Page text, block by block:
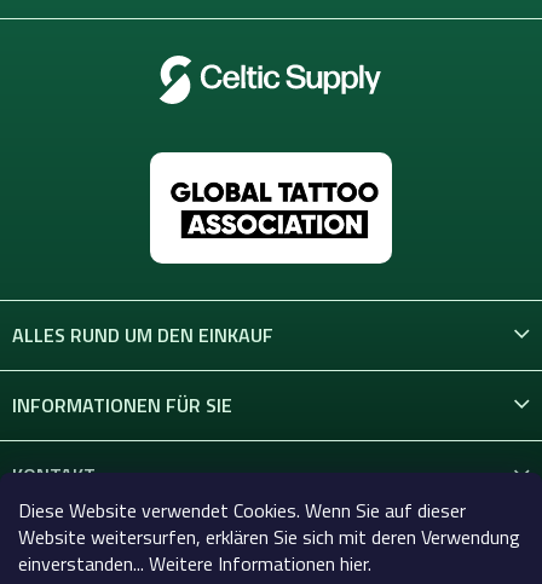
Diese Website verwendet Cookies. Wenn Sie auf dieser
Website weitersurfen, erklären Sie sich mit deren Verwendung
einverstanden... Weitere Informationen hier.
ALLES RUND UM DEN EINKAUF
INFORMATIONEN FÜR SIE
KONTAKT